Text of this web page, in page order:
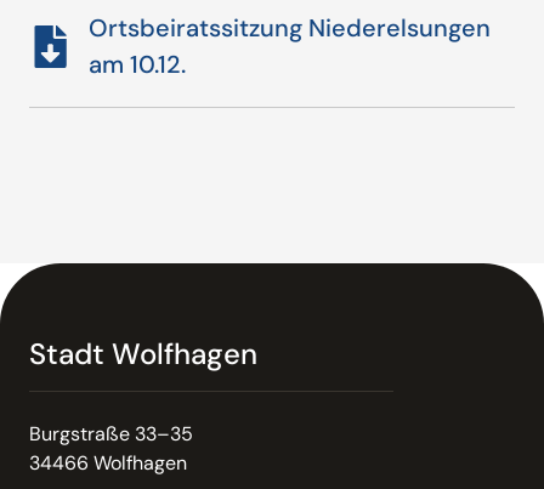
Ortsbeiratssitzung Niederelsungen
am 10.12.
Stadt Wolfhagen
Burgstraße 33–35
34466 Wolfhagen